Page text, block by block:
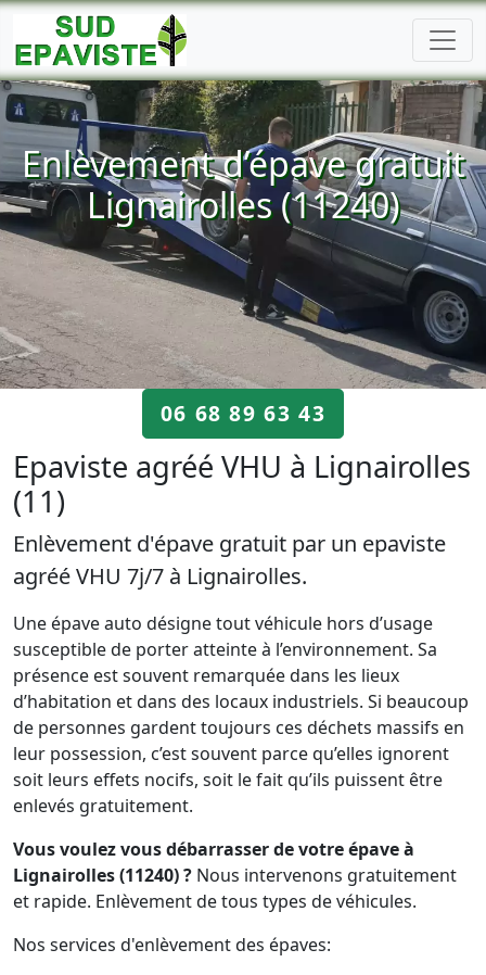
Enlèvement d’épave gratuit
Lignairolles (11240)
06 68 89 63 43
Epaviste agréé VHU à Lignairolles
(11)
Enlèvement d'épave gratuit par un epaviste
agréé VHU 7j/7 à Lignairolles.
Une épave auto désigne tout véhicule hors d’usage
susceptible de porter atteinte à l’environnement. Sa
présence est souvent remarquée dans les lieux
d’habitation et dans des locaux industriels. Si beaucoup
de personnes gardent toujours ces déchets massifs en
leur possession, c’est souvent parce qu’elles ignorent
soit leurs effets nocifs, soit le fait qu’ils puissent être
enlevés gratuitement.
Vous voulez vous débarrasser de votre épave à
Lignairolles (11240) ? Nous intervenons gratuitement
et rapide. Enlèvement de tous types de véhicules.
Nos services d'enlèvement des épaves: